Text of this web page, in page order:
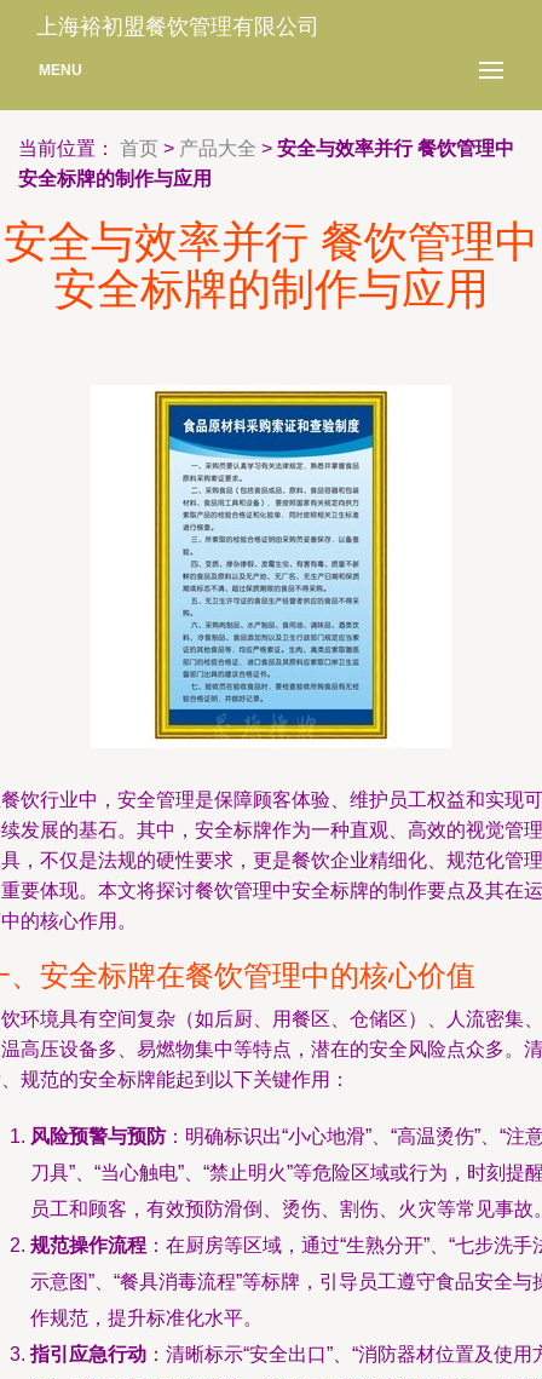
上海裕初盟餐饮管理有限公司
MENU
当前位置： 首页 > 产品大全 > 安全与效率并行 餐饮管理中
安全标牌的制作与应用
安全与效率并行 餐饮管理中
安全标牌的制作与应用
饮行业中，安全管理是保障顾客体验、维护员工权益和实现可
发展的基石。其中，安全标牌作为一种直观、高效的视觉管理
，不仅是法规的硬性要求，更是餐饮企业精细化、规范化管理
要体现。本文将探讨餐饮管理中安全标牌的制作要点及其在运
的核心作用。
、安全标牌在餐饮管理中的核心价值
环境具有空间复杂（如后厨、用餐区、仓储区）、人流密集、
高压设备多、易燃物集中等特点，潜在的安全风险点众多。清
规范的安全标牌能起到以下关键作用：
风险预警与预防：明确标识出“小心地滑”、“高温烫伤”、“注
刀具”、“当心触电”、“禁止明火”等危险区域或行为，时刻提
员工和顾客，有效预防滑倒、烫伤、割伤、火灾等常见事故
规范操作流程 ：在厨房等区域，通过“生熟分开”、“七步洗手
示意图”、“餐具消毒流程”等标牌，引导员工遵守食品安全与
作规范，提升标准化水平。
指引应急行动 ：清晰标示“安全出口”、“消防器材位置及使用